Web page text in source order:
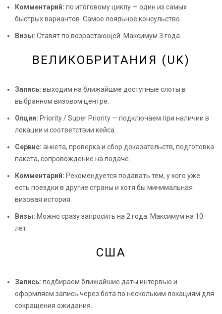
Комментарий: по итоговому циклу — один из самых
быстрых вариантов. Самое лояльное консульство.
Визы: Ставят по возрастающей. Максимум 3 года.
ВЕЛИКОБРИТАНИЯ (UK)
Запись: выходим на ближайшие доступные слоты в
выбранном визовом центре.
Опции: Priority / Super Priority — подключаем при наличии в
локации и соответствии кейса.
Сервис: анкета, проверка и сбор доказательств, подготовка
пакета, сопровождение на подаче.
Комментарий: Рекомендуется подавать тем, у кого уже
есть поездки в другие страны и хотя бы минимальная
визовая история.
Визы: Можно сразу запросить на 2 года. Максимум на 10
лет.
США
Запись: подбираем ближайшие даты интервью и
оформляем запись через бота по нескольким локациям для
сокращения ожидания.